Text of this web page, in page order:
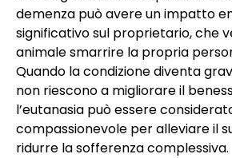
demenza può avere un impatto
significativo sul proprietario, che
animale smarrire la propria
Quando la condizione diventa
non riescono a migliorare il
l’eutanasia può essere
compassionevole per alleviare il
ridurre la sofferenza complessiva.